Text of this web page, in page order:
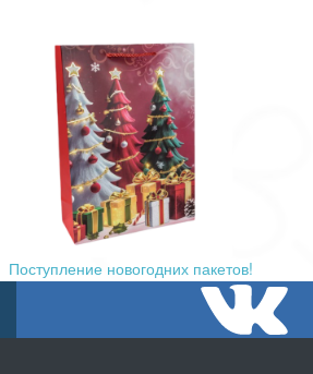
Поступление новогодних пакетов!